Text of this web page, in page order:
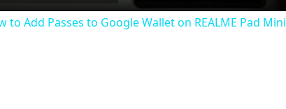
to Add Passes to Google Wallet on REALME Pad Mini